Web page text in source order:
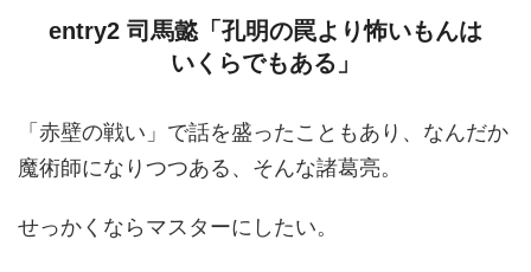
entry2 司馬懿「孔明の罠より怖いもんは
いくらでもある」
「赤壁の戦い」で話を盛ったこともあり、なんだか
魔術師になりつつある、そんな諸葛亮。
せっかくならマスターにしたい。